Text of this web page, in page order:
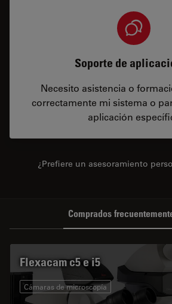
Soporte de
Necesito asistencia o
correctamente mi sistema o
aplicación
¿Prefiere un asesoramiento
Comprados
Flexacam c5 e i5
Cámaras de microscopía